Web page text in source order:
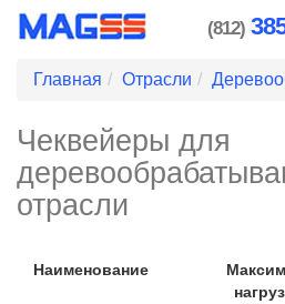
(812)
Главная Отрасли
Чеквейеры для
отрасли
Наименование